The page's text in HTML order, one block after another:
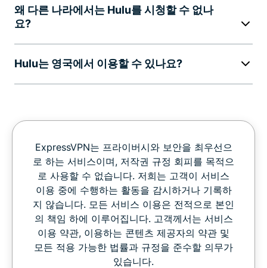
왜 다른 나라에서는 Hulu를 시청할 수 없나
요?
Hulu는 영국에서 이용할 수 있나요?
ExpressVPN는 프라이버시와 보안을 최우선으
로 하는 서비스이며, 저작권 규정 회피를 목적으
로 사용할 수 없습니다. 저희는 고객이 서비스
이용 중에 수행하는 활동을 감시하거나 기록하
지 않습니다. 모든 서비스 이용은 전적으로 본인
의 책임 하에 이루어집니다. 고객께서는 서비스
이용 약관, 이용하는 콘텐츠 제공자의 약관 및
모든 적용 가능한 법률과 규정을 준수할 의무가
있습니다.